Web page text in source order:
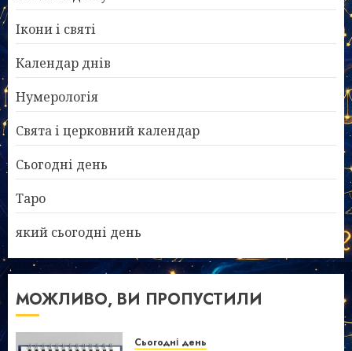
Ікони і святі
Календар днів
Нумерологія
Свята і церковний календар
Сьогодні день
Таро
який сьогодні день
МОЖЛИВО, ВИ ПРОПУСТИЛИ
Сьогодні день